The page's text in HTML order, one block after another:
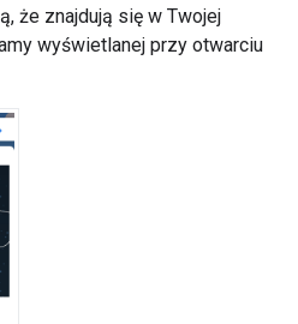
że znajdują się w Twojej
wyświetlanej przy otwarciu